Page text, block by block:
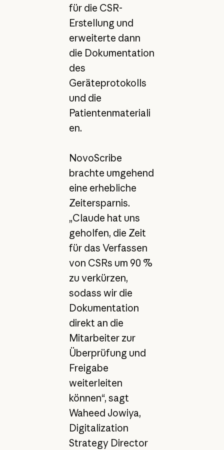
für die CSR-
Erstellung und
erweiterte dann
die Dokumentation
des
Geräteprotokolls
und die
Patientenmateriali
en.
NovoScribe
brachte umgehend
eine erhebliche
Zeitersparnis.
„Claude hat uns
geholfen, die Zeit
für das Verfassen
von CSRs um 90 %
zu verkürzen,
sodass wir die
Dokumentation
direkt an die
Mitarbeiter zur
Überprüfung und
Freigabe
weiterleiten
können“, sagt
Waheed Jowiya,
Digitalization
Strategy Director